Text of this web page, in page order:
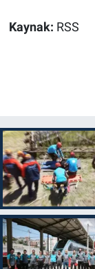
Kaynak: RSS